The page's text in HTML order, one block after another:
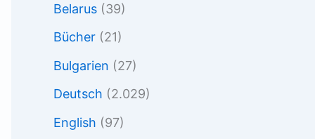
Belarus (39)
Bücher (21)
Bulgarien (27)
Deutsch (2.029)
English (97)